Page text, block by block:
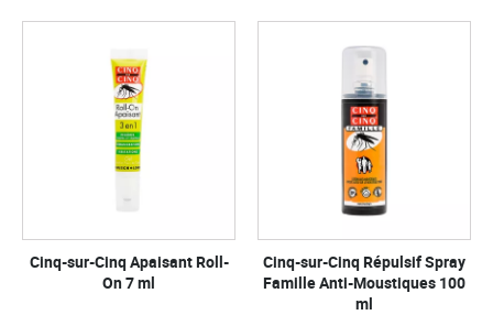
Cinq-sur-Cinq Apaisant Roll-
On 7 ml
Cinq-sur-Cinq Répulsif Spray
Famille Anti-Moustiques 100
ml